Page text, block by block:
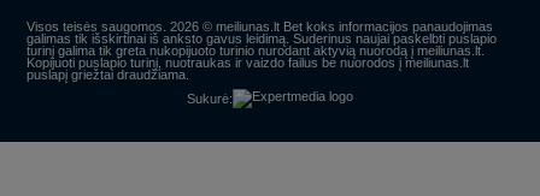
Visos teisės saugomos. 2026 © meiliunas.lt Bet koks informacijos panaudojimas
galimas tik išskirtinai iš anksto gavus leidimą. Suderinus naujai paskelbti puslapio
turinį galima tik greta nukopijuoto turinio nurodant aktyvią nuorodą į meiliunas.lt.
Kopijuoti puslapio turinį, nuotraukas ir vaizdo failus be nuorodos į meiliunas.lt
puslapį griežtai draudžiama.
Sukurė: